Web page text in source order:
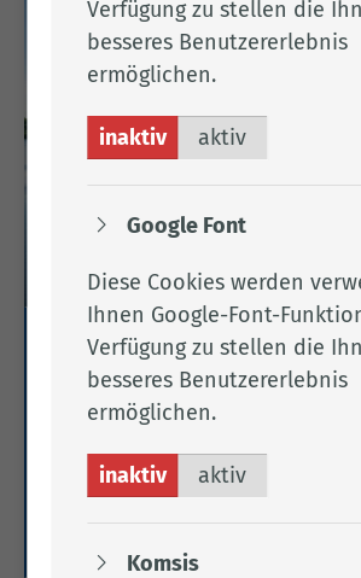
Erholungsgebiet
Talsperre
Erholungsgebiet Thülsfelder
des Landkreises.
Verfügung zu stellen die
besseres Benutzererlebnis
ermöglichen.
inaktiv aktiv
Google Font
Diese Cookies werden
Ihnen Google-Font-
Verfügung zu stellen die
besseres Benutzererlebnis
ermöglichen.
inaktiv aktiv
Komsis